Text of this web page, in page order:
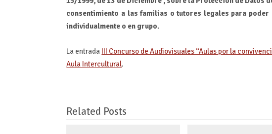
consentimiento a las familias o tutores legales para
individualmente o en grupo.
La entrada III Concurso de Audiovisuales “Aulas por la
Aula Intercultural.
Related Posts